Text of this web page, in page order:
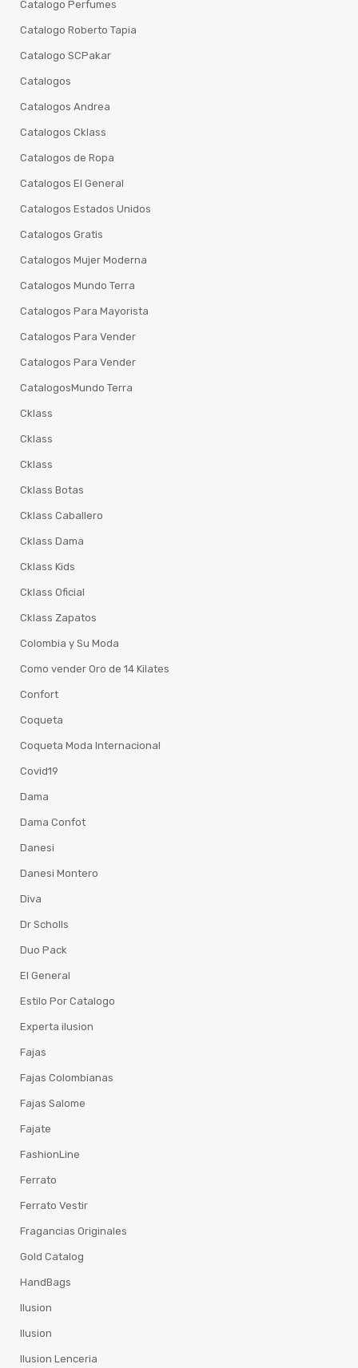
Catalogo Perfumes
Catalogo Roberto Tapia
Catalogo SCPakar
Catalogos
Catalogos Andrea
Catalogos Cklass
Catalogos de Ropa
Catalogos El General
Catalogos Estados Unidos
Catalogos Gratis
Catalogos Mujer Moderna
Catalogos Mundo Terra
Catalogos Para Mayorista
Catalogos Para Vender
Catalogos Para Vender
CatalogosMundo Terra
Cklass
Cklass
Cklass
Cklass Botas
Cklass Caballero
Cklass Dama
Cklass Kids
Cklass Oficial
Cklass Zapatos
Colombia y Su Moda
Como vender Oro de 14 Kilates
Confort
Coqueta
Coqueta Moda Internacional
Covid19
Dama
Dama Confot
Danesi
Danesi Montero
Diva
Dr Scholls
Duo Pack
El General
Estilo Por Catalogo
Experta ilusion
Fajas
Fajas Colombianas
Fajas Salome
Fajate
FashionLine
Ferrato
Ferrato Vestir
Fragancias Originales
Gold Catalog
HandBags
Ilusion
Ilusion
Ilusion Lenceria